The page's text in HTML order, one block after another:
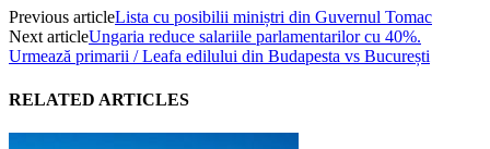
Previous articleLista cu posibilii miniștri din Guvernul Tomac
Next articleUngaria reduce salariile parlamentarilor cu 40%.
Urmează primarii / Leafa edilului din Budapesta vs București
RELATED ARTICLES